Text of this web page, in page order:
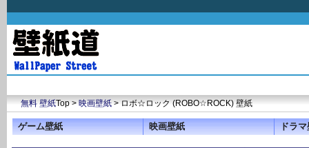
無料 壁紙Top >映画壁紙> ロボ☆ロック (ROBO☆ROCK) 壁紙
ゲーム壁紙 映画壁紙 ドラ